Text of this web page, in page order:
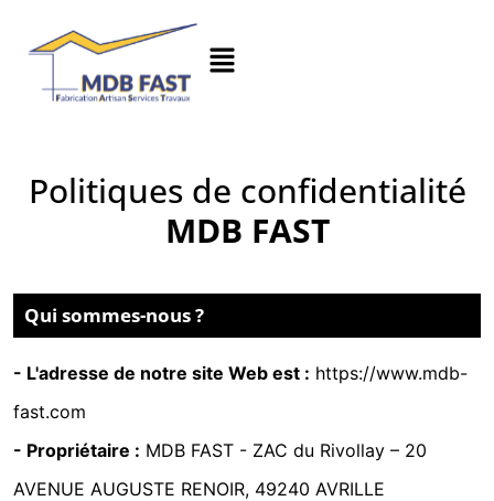
Politiques de confidentialité
MDB FAST
Qui sommes-nous ?
- L'adresse de notre site Web est : https://www.mdb-
fast.com
- Propriétaire : MDB FAST - ZAC du Rivollay – 20
AVENUE AUGUSTE RENOIR, 49240 AVRILLE